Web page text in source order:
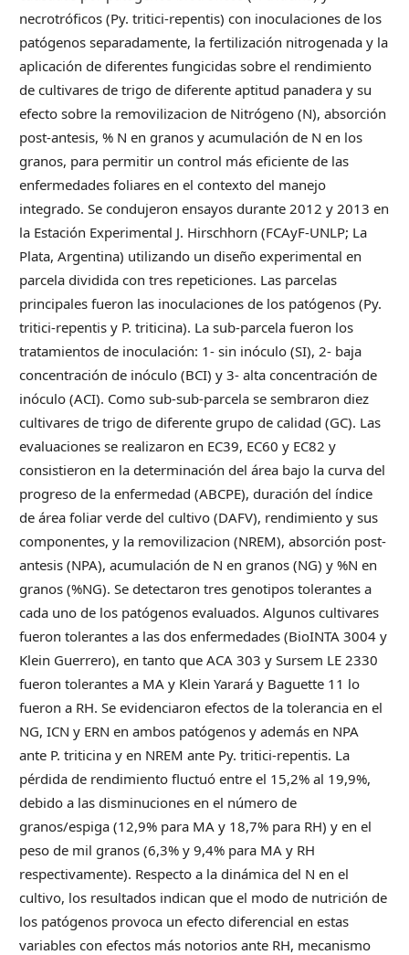
necrotróficos (Py. tritici-repentis) con inoculaciones de los
patógenos separadamente, la fertilización nitrogenada y la
aplicación de diferentes fungicidas sobre el rendimiento
de cultivares de trigo de diferente aptitud panadera y su
efecto sobre la removilizacion de Nitrógeno (N), absorción
post-antesis, % N en granos y acumulación de N en los
granos, para permitir un control más eficiente de las
enfermedades foliares en el contexto del manejo
integrado. Se condujeron ensayos durante 2012 y 2013 en
la Estación Experimental J. Hirschhorn (FCAyF-UNLP; La
Plata, Argentina) utilizando un diseño experimental en
parcela dividida con tres repeticiones. Las parcelas
principales fueron las inoculaciones de los patógenos (Py.
tritici-repentis y P. triticina). La sub-parcela fueron los
tratamientos de inoculación: 1- sin inóculo (SI), 2- baja
concentración de inóculo (BCI) y 3- alta concentración de
inóculo (ACI). Como sub-sub-parcela se sembraron diez
cultivares de trigo de diferente grupo de calidad (GC). Las
evaluaciones se realizaron en EC39, EC60 y EC82 y
consistieron en la determinación del área bajo la curva del
progreso de la enfermedad (ABCPE), duración del índice
de área foliar verde del cultivo (DAFV), rendimiento y sus
componentes, y la removilizacion (NREM), absorción post-
antesis (NPA), acumulación de N en granos (NG) y %N en
granos (%NG). Se detectaron tres genotipos tolerantes a
cada uno de los patógenos evaluados. Algunos cultivares
fueron tolerantes a las dos enfermedades (BioINTA 3004 y
Klein Guerrero), en tanto que ACA 303 y Sursem LE 2330
fueron tolerantes a MA y Klein Yarará y Baguette 11 lo
fueron a RH. Se evidenciaron efectos de la tolerancia en el
NG, ICN y ERN en ambos patógenos y además en NPA
ante P. triticina y en NREM ante Py. tritici-repentis. La
pérdida de rendimiento fluctuó entre el 15,2% al 19,9%,
debido a las disminuciones en el número de
granos/espiga (12,9% para MA y 18,7% para RH) y en el
peso de mil granos (6,3% y 9,4% para MA y RH
respectivamente). Respecto a la dinámica del N en el
cultivo, los resultados indican que el modo de nutrición de
los patógenos provoca un efecto diferencial en estas
variables con efectos más notorios ante RH, mecanismo